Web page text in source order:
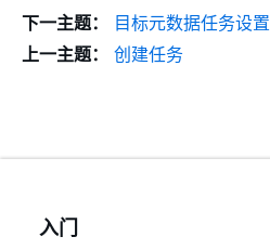
下一主题：
目标元数据任务设置
上一主题：
创建任务
入门